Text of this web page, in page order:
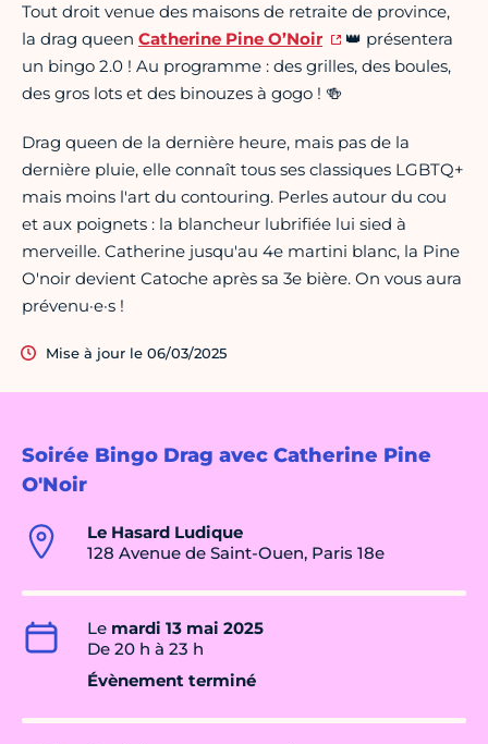
Soirée Bingo Drag avec Catherine Pine
O'Noir
Le Hasard Ludique
128 Avenue de Saint-Ouen, Paris 18e
Le mardi 13 mai 2025
De 20 h à 23 h
Évènement terminé
Tout droit venue des maisons de retraite de province,
la drag queen Catherine Pine O’Noir
👑 présentera
un bingo 2.0 ! Au programme : des grilles, des boules,
des gros lots et des binouzes à gogo ! 🍻
Drag queen de la dernière heure, mais pas de la
dernière pluie, elle connaît tous ses classiques LGBTQ+
mais moins l'art du contouring. Perles autour du cou
et aux poignets : la blancheur lubrifiée lui sied à
merveille. Catherine jusqu'au 4e martini blanc, la Pine
O'noir devient Catoche après sa 3e bière. On vous aura
prévenu·e·s !
Mise à jour le 06/03/2025